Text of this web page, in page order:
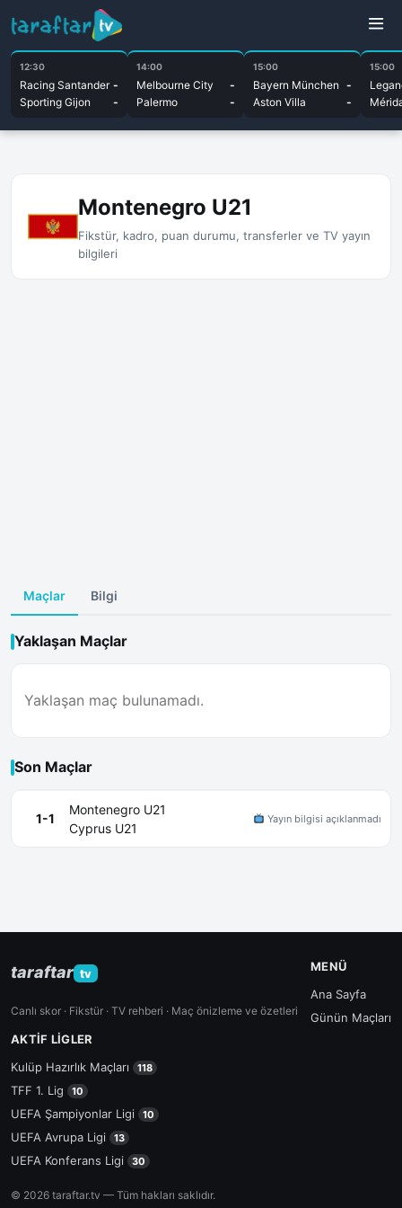
12:30
Racing Santander -
Sporting Gijon
-
14:00
Melbourne City
-
Palermo
-
15:00
Bayern München -
Aston Villa
-
15:00
Montenegro U21
Fikstür, kadro, puan durumu, transferler ve TV yayın
bilgileri
Maçlar Bilgi
Yaklaşan Maçlar
Yaklaşan maç bulunamadı.
Son Maçlar
1-1
Montenegro U21
Cyprus U21
Yayın bilgisi açıklanmadı
taraftar tv
Canlı skor · Fikstür · TV rehberi · Maç önizleme ve özetleri
MENÜ
Ana Sayfa
Günün Maçları
AKTIF LIGLER
Kulüp Hazırlık Maçları
118
TFF 1. Lig 10
UEFA Şampiyonlar Ligi 10
UEFA Avrupa Ligi 13
UEFA Konferans Ligi 30
© 2026 taraftar.tv — Tüm hakları saklıdır.